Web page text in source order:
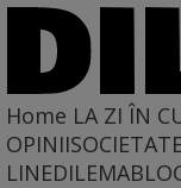
Home LA ZI ÎN
OPINIISOCIETATE
LINE